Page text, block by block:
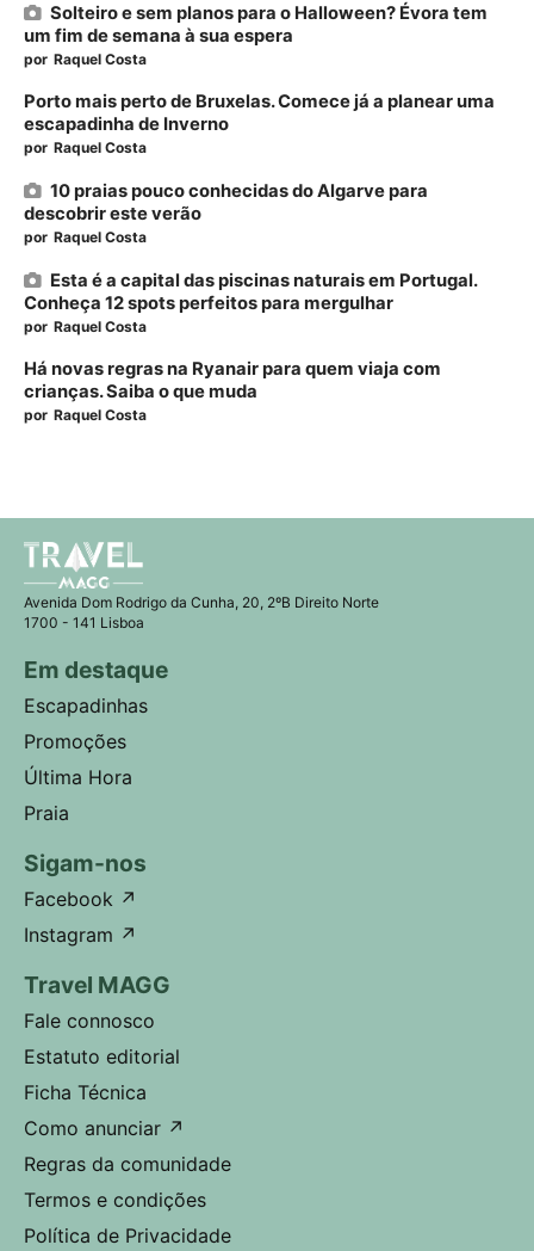
Solteiro e sem planos para o Halloween? Évora tem
um fim de semana à sua espera
por Raquel Costa
Porto mais perto de Bruxelas. Comece já a planear uma
escapadinha de Inverno
por Raquel Costa
10 praias pouco conhecidas do Algarve para
descobrir este verão
por Raquel Costa
Esta é a capital das piscinas naturais em Portugal.
Conheça 12 spots perfeitos para mergulhar
por Raquel Costa
Há novas regras na Ryanair para quem viaja com
crianças. Saiba o que muda
por Raquel Costa
Avenida Dom Rodrigo da Cunha, 20, 2ºB Direito Norte
1700 - 141 Lisboa
Em destaque
Escapadinhas
Promoções
Última Hora
Praia
Sigam-nos
Facebook ↗
Instagram ↗
Travel MAGG
Fale connosco
Estatuto editorial
Ficha Técnica
Como anunciar ↗
Regras da comunidade
Termos e condições
Política de Privacidade